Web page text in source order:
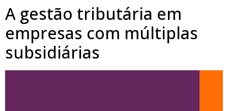
A gestão tributária em
empresas com múltiplas
subsidiárias